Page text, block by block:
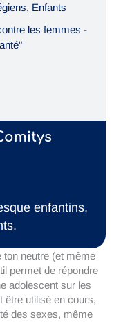
Enfants
les femmes -
enfantins,
neutre (et même
permet de répondre
adolescent sur les
être utilisé en cours,
des sexes, même